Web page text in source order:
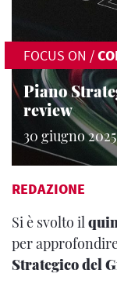
FOCUS ON /
Piano
review
30 giugno 2025
REDAZIONE
Si è svolto il
per
Strategico del